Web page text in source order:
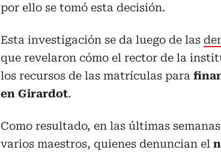
por ello se tomó esta decisión.
Esta investigación se da luego de las
que revelaron cómo el rector de la
los recursos de las matrículas para
en Girardot.
Como resultado, en las últimas
varios maestros, quienes denuncian el